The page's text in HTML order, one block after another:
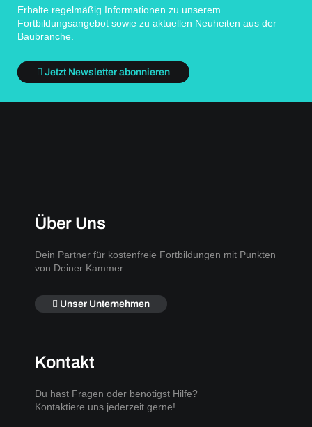
Erhalte regelmäßig Informationen zu unserem
Fortbildungsangebot sowie zu aktuellen Neuheiten aus der
Baubranche.
Jetzt Newsletter abonnieren
Über Uns
Dein Partner für kostenfreie Fortbildungen mit Punkten
von Deiner Kammer.
Unser Unternehmen
Kontakt
Du hast Fragen oder benötigst Hilfe?
Kontaktiere uns jederzeit gerne!